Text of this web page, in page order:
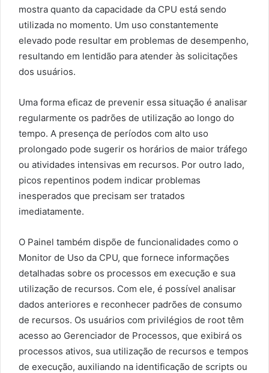
mostra quanto da capacidade da CPU está sendo
utilizada no momento. Um uso constantemente
elevado pode resultar em problemas de desempenho,
resultando em lentidão para atender às solicitações
dos usuários.
Uma forma eficaz de prevenir essa situação é analisar
regularmente os padrões de utilização ao longo do
tempo. A presença de períodos com alto uso
prolongado pode sugerir os horários de maior tráfego
ou atividades intensivas em recursos. Por outro lado,
picos repentinos podem indicar problemas
inesperados que precisam ser tratados
imediatamente.
O Painel também dispõe de funcionalidades como o
Monitor de Uso da CPU, que fornece informações
detalhadas sobre os processos em execução e sua
utilização de recursos. Com ele, é possível analisar
dados anteriores e reconhecer padrões de consumo
de recursos. Os usuários com privilégios de root têm
acesso ao Gerenciador de Processos, que exibirá os
processos ativos, sua utilização de recursos e tempos
de execução, auxiliando na identificação de scripts ou